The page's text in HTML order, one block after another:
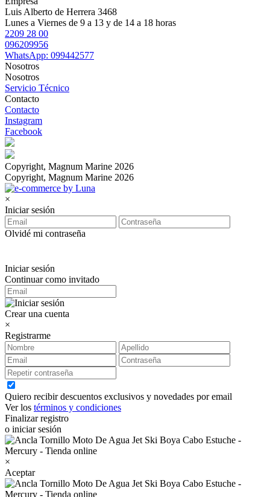
Luis Alberto de Herrera 3468
Lunes a Viernes de 9 a 13 y de 14 a 18 horas
2209 28 00
096209956
WhatsApp: 099442577
Nosotros
Nosotros
Servicio Técnico
Contacto
Contacto
Instagram
Facebook
Copyright, Magnum Marine 2026
Copyright, Magnum Marine 2026
×
Iniciar sesión
Olvidé mi contraseña
Iniciar sesión
Continuar como invitado
Crear una cuenta
×
Registrarme
Quiero recibir descuentos exclusivos y novedades por email
Ver los términos y condiciones
Finalizar registro
o iniciar sesión
×
Aceptar